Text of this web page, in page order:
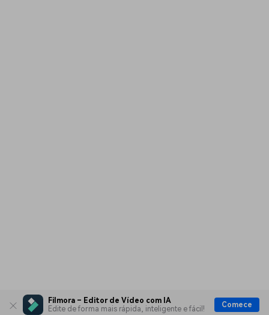
Filmora – Editor de Vídeo com IA
Edite de forma mais rápida, inteligente e fácil!
Comece